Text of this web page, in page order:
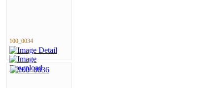
100_0034